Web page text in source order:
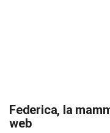
Federica, la
web